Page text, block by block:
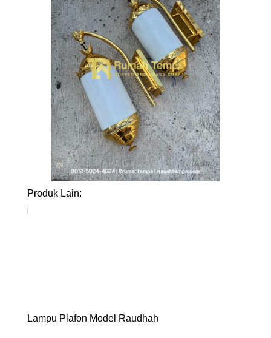
Produk Lain:
Lampu Plafon Model Raudhah